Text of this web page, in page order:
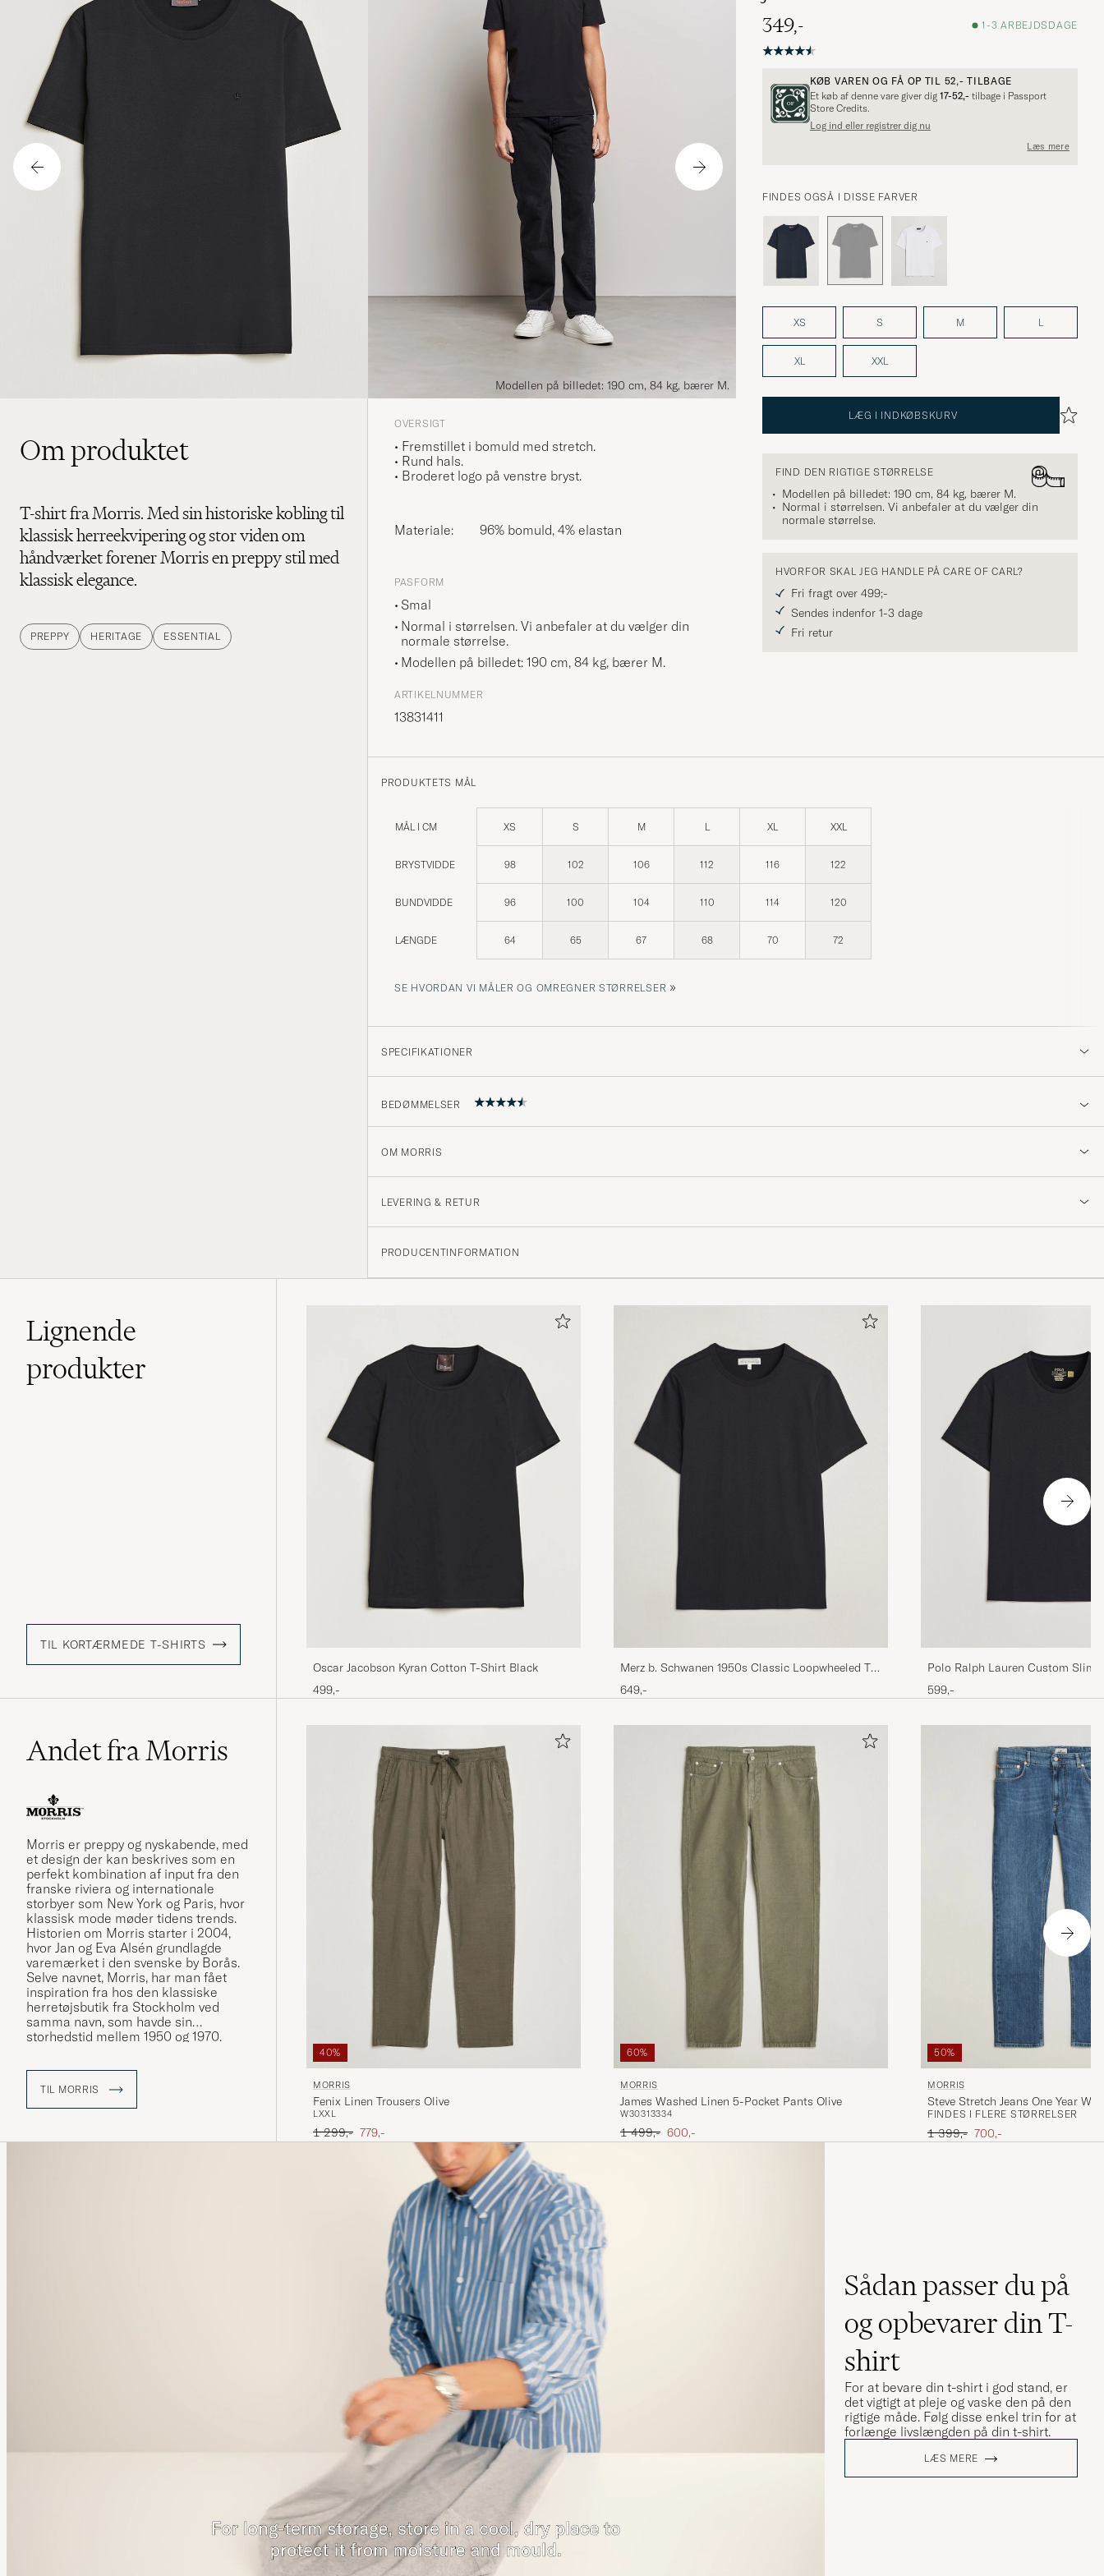
Modellen på billedet: 190 cm, 84 kg, bærer M.
349,-
1-3 ARBEJDSDAGE
KØB VAREN OG FÅ OP TIL 52,- TILBAGE
Et køb af denne vare giver dig 17-52,- tilbage i Passport
Store Credits.
Log ind eller registrer dig nu
Læs mere
FINDES OGSÅ I DISSE FARVER
XS S M L
XL XXL
LÆG I INDKØBSKURV
FIND DEN RIGTIGE STØRRELSE
Modellen på billedet: 190 cm, 84 kg, bærer M.
Normal i størrelsen. Vi anbefaler at du vælger din
normale størrelse.
HVORFOR SKAL JEG HANDLE PÅ CARE OF CARL?
Fri fragt over 499;-
Sendes indenfor 1-3 dage
Fri retur
Om produktet
T-shirt fra Morris. Med sin historiske kobling til
klassisk herreekvipering og stor viden om
håndværket forener Morris en preppy stil med
klassisk elegance.
PREPPY HERITAGE ESSENTIAL
OVERSIGT
• Fremstillet i bomuld med stretch.
• Rund hals.
• Broderet logo på venstre bryst.
Materiale: 96% bomuld, 4% elastan
PASFORM
Smal
Normal i størrelsen. Vi anbefaler at du vælger din
normale størrelse.
Modellen på billedet: 190 cm, 84 kg, bærer M.
ARTIKELNUMMER
13831411
PRODUKTETS MÅL
MÅL I CM XS S M L XL XXL
BRYSTVIDDE 98 102 106 112 116 122
BUNDVIDDE 96 100 104 110 114 120
LÆNGDE 64 65 67 68 70 72
SE HVORDAN VI MÅLER OG OMREGNER STØRRELSER »
SPECIFIKATIONER
BEDØMMELSER
OM MORRIS
LEVERING & RETUR
PRODUCENTINFORMATION
Lignende
produkter
TIL KORTÆRMEDE T-SHIRTS
Oscar Jacobson Kyran Cotton T-Shirt Black
499,-
Merz b. Schwanen 1950s Classic Loopwheeled T-
shirt Black
649,-
Polo Ralph Lauren Custom Slim
599,-
Andet fra Morris
Morris er preppy og nyskabende, med
et design der kan beskrives som en
perfekt kombination af input fra den
franske riviera og internationale
storbyer som New York og Paris, hvor
klassisk mode møder tidens trends.
Historien om Morris starter i 2004,
hvor Jan og Eva Alsén grundlagde
varemærket i den svenske by Borås.
Selve navnet, Morris, har man fået
inspiration fra hos den klassiske
herretøjsbutik fra Stockholm ved
samma navn, som havde sin
storhedstid mellem 1950 og 1970.
TIL MORRIS
40%
MORRIS
Fenix Linen Trousers Olive
L XXL
Ordinary pris
1 299,- Nedsat pris
779,-
60%
MORRIS
James Washed Linen 5-Pocket Pants Olive
W30313334
Ordinary pris
1 499,- Nedsat pris
600,-
50%
MORRIS
Steve Stretch Jeans One Year
FINDES I FLERE STØRRELSER
Ordinary pris
1 399,- Nedsat pris
700,-
Sådan passer du på
og opbevarer din T-
shirt
For at bevare din t-shirt i god stand, er
det vigtigt at pleje og vaske den på den
rigtige måde. Følg disse enkel trin for at
forlænge livslængden på din t-shirt.
LÆS MERE